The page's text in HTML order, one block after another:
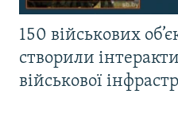
150 військових
створили
військової